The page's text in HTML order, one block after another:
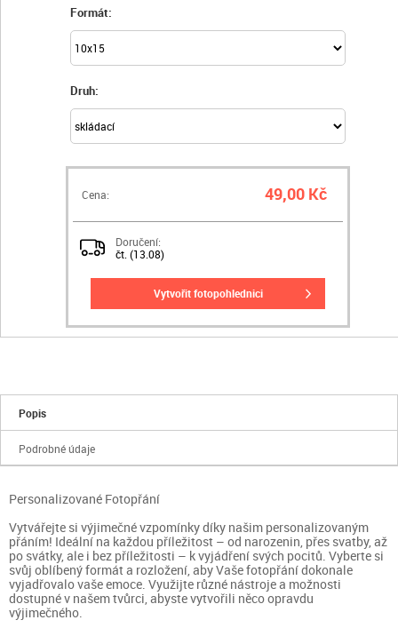
Formát:
Druh:
Cena: 49,00 Kč
Doručení:
čt. (13.08)
vytvořit fotopohlednici
Popis
Podrobné údaje
Personalizované Fotopřání
Vytvářejte si výjimečné vzpomínky díky našim personalizovaným
přáním! Ideální na každou příležitost – od narozenin, přes svatby, až
po svátky, ale i bez příležitosti – k vyjádření svých pocitů. Vyberte si
svůj oblíbený formát a rozložení, aby Vaše fotopřání dokonale
vyjadřovalo vaše emoce. Využijte různé nástroje a možnosti
dostupné v našem tvůrci, abyste vytvořili něco opravdu
výjimečného.